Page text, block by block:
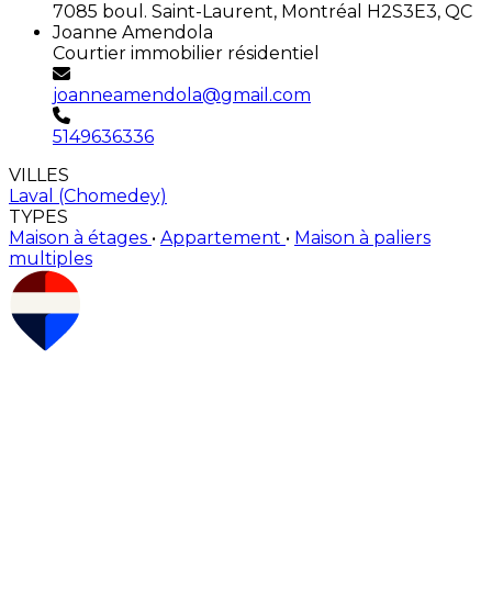
7085 boul. Saint-Laurent, Montréal H2S3E3, QC
Joanne Amendola
Courtier immobilier résidentiel
joanneamendola@gmail.com
5149636336
VILLES
Laval (Chomedey)
TYPES
Maison à étages • Appartement • Maison à paliers
multiples